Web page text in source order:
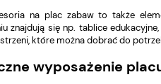
na plac zabaw to także
znajdują się np. tablice
które można dobrać do
wyposażenie